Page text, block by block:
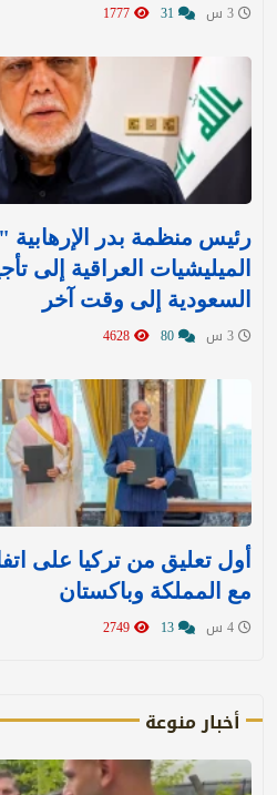
رئيس منظمة بدر
الميليشيات العراقية إلى
السعودية إلى وقت آخر
أول تعليق من تركيا على
مع المملكة وباكستان
أخبار منوعة